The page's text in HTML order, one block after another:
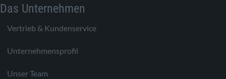
Das Unternehmen
Vertrieb & Kundenservice
Unternehmensprofil
Unser Team